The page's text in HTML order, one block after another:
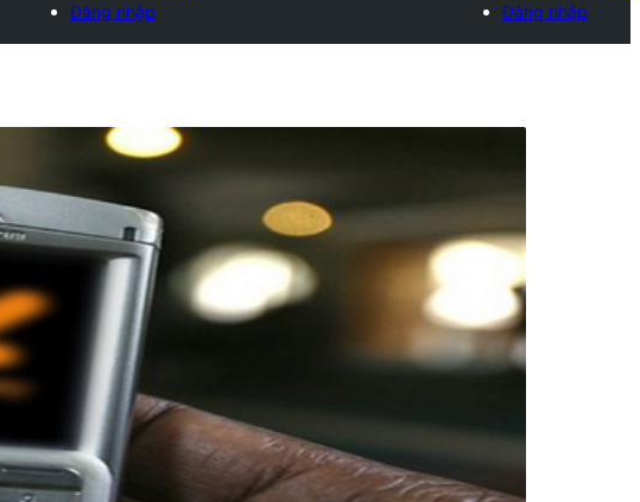
Đăng nhập
Đăng nhập